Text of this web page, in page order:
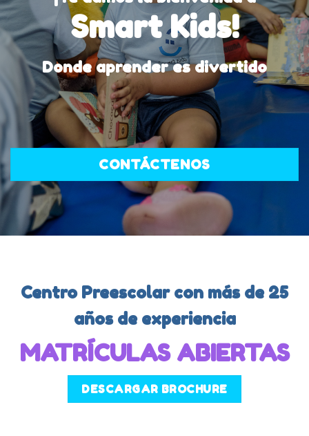
Smart Kids!
Donde aprender es divertido
CONTÁCTENOS
Centro Preescolar con más de 25
años de experiencia
MATRÍCULAS ABIERTAS
DESCARGAR BROCHURE